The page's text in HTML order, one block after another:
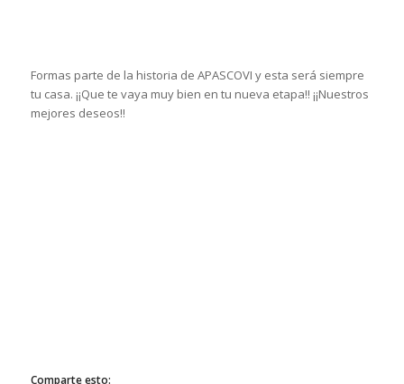
Formas parte de la historia de APASCOVI y esta será siempre
tu casa. ¡¡Que te vaya muy bien en tu nueva etapa!! ¡¡Nuestros
mejores deseos!!
Comparte esto: